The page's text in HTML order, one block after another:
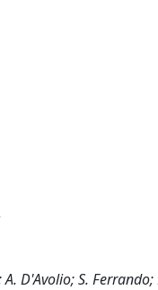
D'Avolio; S.